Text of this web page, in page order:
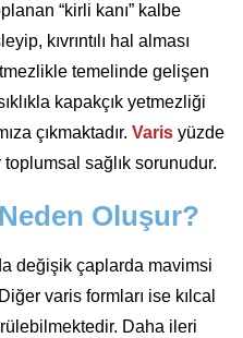
“kirli kanı” kalbe
kıvrıntılı hal alması
temelinde gelişen
kapakçık yetmezliği
çıkmaktadır. Varis yüzde
toplumsal sağlık sorunudur.
Oluşur?
değişik çaplarda mavimsi
varis formları ise kılcal
Daha ileri